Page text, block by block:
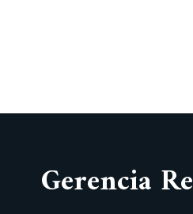
Gerencia